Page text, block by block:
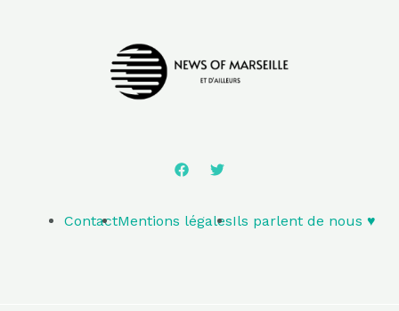
ContactMentions légalesIls parlent de nous ♥️